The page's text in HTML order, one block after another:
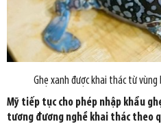
Ghẹ xanh được khai thác từ vùng
Mỹ tiếp tục cho phép nhập khẩu
tương đương nghề khai thác theo